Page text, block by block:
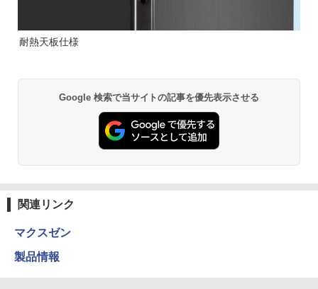
耐熱天板仕様
Google 検索で当サイトの記事を優先表示させる
関連リンク
マクスゼン
製品情報